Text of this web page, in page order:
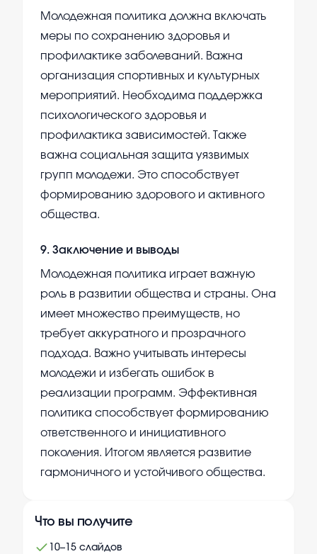
Молодежная политика должна включать
меры по сохранению здоровья и
профилактике заболеваний. Важна
организация спортивных и культурных
мероприятий. Необходима поддержка
психологического здоровья и
профилактика зависимостей. Также
важна социальная защита уязвимых
групп молодежи. Это способствует
формированию здорового и активного
общества.
9. Заключение и выводы
Молодежная политика играет важную
роль в развитии общества и страны. Она
имеет множество преимуществ, но
требует аккуратного и прозрачного
подхода. Важно учитывать интересы
молодежи и избегать ошибок в
реализации программ. Эффективная
политика способствует формированию
ответственного и инициативного
поколения. Итогом является развитие
гармоничного и устойчивого общества.
Что вы получите
10–15 слайдов